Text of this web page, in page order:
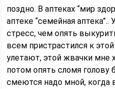
поздно. В аптеках “мир
аптеке “семейная
стресс, чем опять
всем пристрастился к
улетают, этой жвачки мне
потом опять сломя голову
смеются надо мной, когда